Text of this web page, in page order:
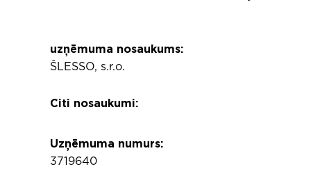
uzņēmuma nosaukums:
ŠLESSO, s.r.o.
Citi nosaukumi:
Uzņēmuma numurs:
3719640